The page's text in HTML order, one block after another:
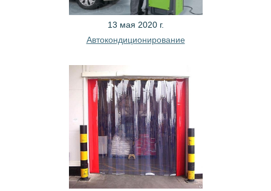
13 мая 2020 г.
Автокондиционирование